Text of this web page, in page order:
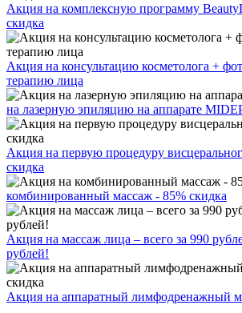
Акция на комплексную программу
скидка
Акция на консультацию косметолога +
терапию лица
на лазерную эпиляцию на аппарате
Акция на первую процедуру
скидка
комбинированный массаж - 85% скидка
Акция на массаж лица – всего за 990
рублей!
Акция на аппаратный лимфодренажный